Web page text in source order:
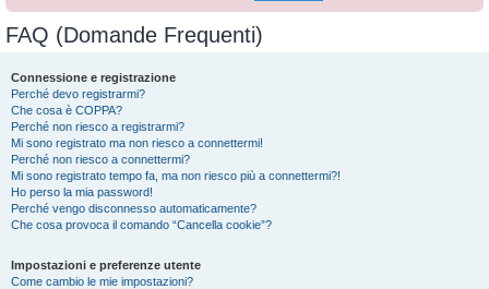
FAQ (Domande Frequenti)
Connessione e registrazione
Perché devo registrarmi?
Che cosa è COPPA?
Perché non riesco a registrarmi?
Mi sono registrato ma non riesco a connettermi!
Perché non riesco a connettermi?
Mi sono registrato tempo fa, ma non riesco più a connettermi?!
Ho perso la mia password!
Perché vengo disconnesso automaticamente?
Che cosa provoca il comando “Cancella cookie”?
Impostazioni e preferenze utente
Come cambio le mie impostazioni?